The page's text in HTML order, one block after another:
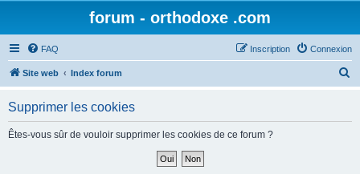
forum - orthodoxe .com
FAQ Connexion
Inscription
Site web Index forum
Supprimer les cookies
Êtes-vous sûr de vouloir supprimer les cookies de ce forum ?